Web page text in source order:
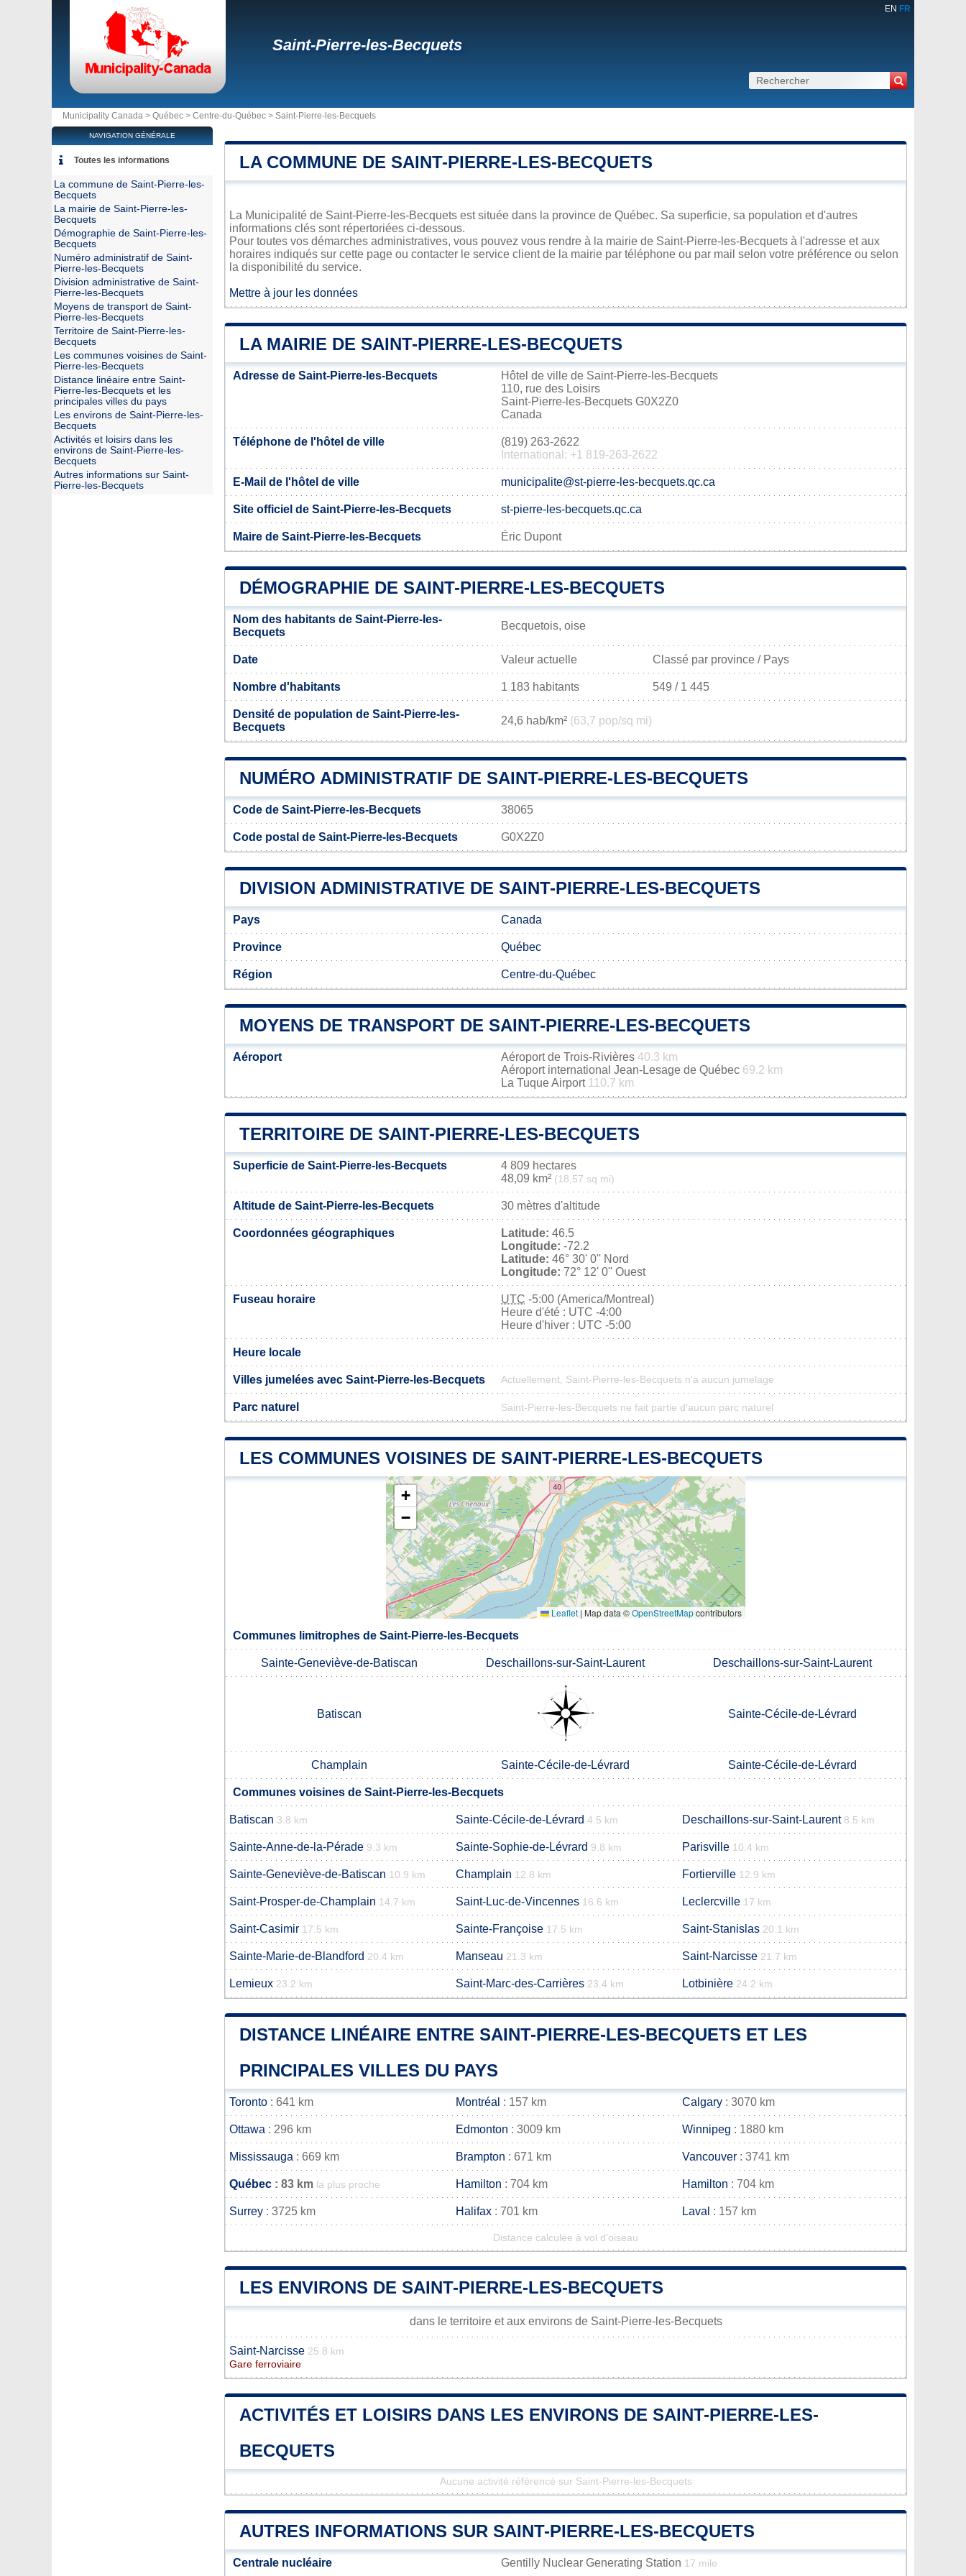
EN FR
Saint-Pierre-les-Becquets
Municipality Canada > Québec > Centre-du-Québec > Saint-Pierre-les-Becquets
LA COMMUNE DE SAINT-PIERRE-LES-BECQUETS
La Municipalité de Saint-Pierre-les-Becquets est située dans la province de Québec. Sa superficie, sa population et d'autres
informations clés sont répertoriées ci-dessous.
Pour toutes vos démarches administratives, vous pouvez vous rendre à la mairie de Saint-Pierre-les-Becquets à l'adresse et aux
horaires indiqués sur cette page ou contacter le service client de la mairie par téléphone ou par mail selon votre préférence ou selon
la disponibilité du service.
Mettre à jour les données
LA MAIRIE DE SAINT-PIERRE-LES-BECQUETS
Adresse de Saint-Pierre-les-Becquets
Hôtel de ville de Saint-Pierre-les-Becquets
110, rue des Loisirs
Saint-Pierre-les-Becquets G0X2Z0
Canada
Téléphone de l'hôtel de ville
(819) 263-2622
International: +1 819-263-2622
E-Mail de l'hôtel de ville municipalite@st-pierre-les-becquets.qc.ca
Site officiel de Saint-Pierre-les-Becquets st-pierre-les-becquets.qc.ca
Maire de Saint-Pierre-les-Becquets Éric Dupont
DÉMOGRAPHIE DE SAINT-PIERRE-LES-BECQUETS
Nom des habitants de Saint-Pierre-les-
Becquets
Becquetois, oise
Date Valeur actuelle Classé par province / Pays
Nombre d'habitants 1 183 habitants 549 / 1 445
Densité de population de Saint-Pierre-les-
Becquets
24,6 hab/km² (63,7 pop/sq mi)
NUMÉRO ADMINISTRATIF DE SAINT-PIERRE-LES-BECQUETS
Code de Saint-Pierre-les-Becquets 38065
Code postal de Saint-Pierre-les-Becquets G0X2Z0
DIVISION ADMINISTRATIVE DE SAINT-PIERRE-LES-BECQUETS
Pays Canada
Province Québec
Région Centre-du-Québec
MOYENS DE TRANSPORT DE SAINT-PIERRE-LES-BECQUETS
Aéroport Aéroport de Trois-Rivières 40.3 km
Aéroport international Jean-Lesage de Québec 69.2 km
La Tuque Airport 110.7 km
TERRITOIRE DE SAINT-PIERRE-LES-BECQUETS
Superficie de Saint-Pierre-les-Becquets
4 809 hectares
48,09 km² (18,57 sq mi)
Altitude de Saint-Pierre-les-Becquets 30 mètres d'altitude
Coordonnées géographiques Latitude: 46.5
Longitude: -72.2
Latitude: 46° 30' 0'' Nord
Longitude: 72° 12' 0'' Ouest
Fuseau horaire UTC -5:00 (America/Montreal)
Heure d'été : UTC -4:00
Heure d'hiver : UTC -5:00
Heure locale
Villes jumelées avec Saint-Pierre-les-Becquets Actuellement, Saint-Pierre-les-Becquets n'a aucun jumelage
Parc naturel Saint-Pierre-les-Becquets ne fait partie d'aucun parc naturel
LES COMMUNES VOISINES DE SAINT-PIERRE-LES-BECQUETS
+
−
Leaflet | Map data ©OpenStreetMapcontributors
Communes limitrophes de Saint-Pierre-les-Becquets
Sainte-Geneviève-de-Batiscan Deschaillons-sur-Saint-Laurent Deschaillons-sur-Saint-Laurent
Batiscan Sainte-Cécile-de-Lévrard
Champlain Sainte-Cécile-de-Lévrard Sainte-Cécile-de-Lévrard
Communes voisines de Saint-Pierre-les-Becquets
Batiscan 3.8 km Sainte-Cécile-de-Lévrard 4.5 km Deschaillons-sur-Saint-Laurent 8.5 km
Sainte-Anne-de-la-Pérade 9.3 km Sainte-Sophie-de-Lévrard 9.8 km Parisville 10.4 km
Sainte-Geneviève-de-Batiscan 10.9 km Champlain 12.8 km Fortierville 12.9 km
Saint-Prosper-de-Champlain 14.7 km Saint-Luc-de-Vincennes 16.6 km Leclercville 17 km
Saint-Casimir 17.5 km Sainte-Françoise 17.5 km Saint-Stanislas 20.1 km
Sainte-Marie-de-Blandford 20.4 km Manseau 21.3 km Saint-Narcisse 21.7 km
Lemieux 23.2 km Saint-Marc-des-Carrières 23.4 km Lotbinière 24.2 km
DISTANCE LINÉAIRE ENTRE SAINT-PIERRE-LES-BECQUETS ET LES
PRINCIPALES VILLES DU PAYS
Toronto : 641 km Montréal : 157 km Calgary : 3070 km
Ottawa : 296 km Edmonton : 3009 km Winnipeg : 1880 km
Mississauga : 669 km Brampton : 671 km Vancouver : 3741 km
Québec : 83 km la plus proche Hamilton : 704 km Hamilton : 704 km
Surrey : 3725 km Halifax : 701 km Laval : 157 km
Distance calculée à vol d'oiseau
LES ENVIRONS DE SAINT-PIERRE-LES-BECQUETS
dans le territoire et aux environs de Saint-Pierre-les-Becquets
Saint-Narcisse 25.8 km
Gare ferroviaire
ACTIVITÉS ET LOISIRS DANS LES ENVIRONS DE SAINT-PIERRE-LES-
BECQUETS
Aucune activité référencé sur Saint-Pierre-les-Becquets
AUTRES INFORMATIONS SUR SAINT-PIERRE-LES-BECQUETS
Centrale nucléaire Gentilly Nuclear Generating Station 17 mile
NAVIGATION GÉNÉRALE
Toutes les informations
La commune de Saint-Pierre-les-
Becquets
La mairie de Saint-Pierre-les-
Becquets
Démographie de Saint-Pierre-les-
Becquets
Numéro administratif de Saint-
Pierre-les-Becquets
Division administrative de Saint-
Pierre-les-Becquets
Moyens de transport de Saint-
Pierre-les-Becquets
Territoire de Saint-Pierre-les-
Becquets
Les communes voisines de Saint-
Pierre-les-Becquets
Distance linéaire entre Saint-
Pierre-les-Becquets et les
principales villes du pays
Les environs de Saint-Pierre-les-
Becquets
Activités et loisirs dans les
environs de Saint-Pierre-les-
Becquets
Autres informations sur Saint-
Pierre-les-Becquets